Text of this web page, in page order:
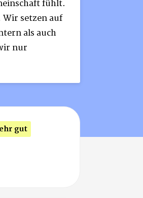
fühlt.
setzen auf
als auch
nur
gut